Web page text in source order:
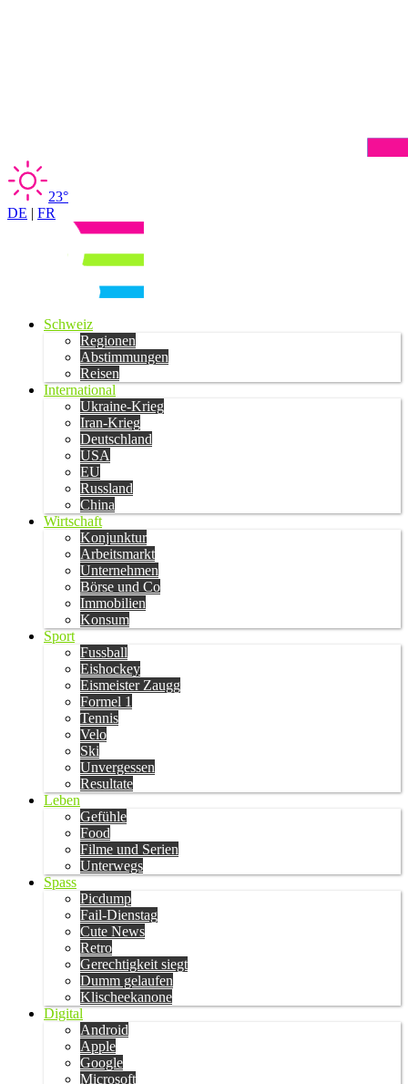
23°
DE | FR
Schweiz
Regionen
Abstimmungen
Reisen
International
Ukraine-Krieg
Iran-Krieg
Deutschland
USA
EU
Russland
China
Wirtschaft
Konjunktur
Arbeitsmarkt
Unternehmen
Börse und Co
Immobilien
Konsum
Sport
Fussball
Eishockey
Eismeister Zaugg
Formel 1
Tennis
Velo
Ski
Unvergessen
Resultate
Leben
Gefühle
Food
Filme und Serien
Unterwegs
Spass
Picdump
Fail-Dienstag
Cute News
Retro
Gerechtigkeit siegt
Dumm gelaufen
Klischeekanone
Digital
Android
Apple
Google
Microsoft